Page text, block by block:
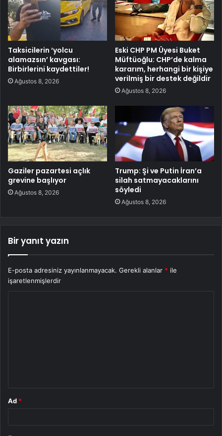
Taksicilerin ‘yolcu
alamazsın’ kavgası:
Birbirlerini kaydettiler!
Ağustos 8, 2026
Eski CHP PM Üyesi Buket
Müftüoğlu: CHP’de kalma
kararım, herhangi bir kişiye
verilmiş bir destek değildir
Ağustos 8, 2026
Gaziler pazartesi açlık
grevine başlıyor
Ağustos 8, 2026
Trump: Şi ve Putin İran’a
silah satmayacaklarını
söyledi
Ağustos 8, 2026
Bir yanıt yazın
E-posta adresiniz yayınlanmayacak. Gerekli alanlar * ile
işaretlenmişlerdir
Ad *